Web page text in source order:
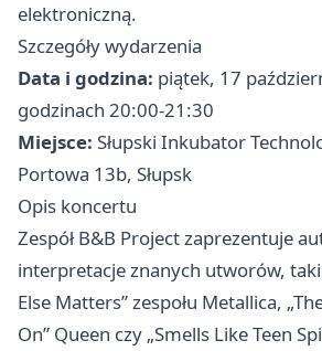
elektroniczną.
Szczegóły wydarzenia
Data i godzina: piątek, 17
godzinach 20:00-21:30
Miejsce: Słupski Inkubator
Portowa 13b, Słupsk
Opis koncertu
Zespół B&B Project zaprezentuje
interpretacje znanych utworów,
Else Matters” zespołu Metallica,
On” Queen czy „Smells Like Teen